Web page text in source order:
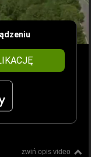
zwiń opis video